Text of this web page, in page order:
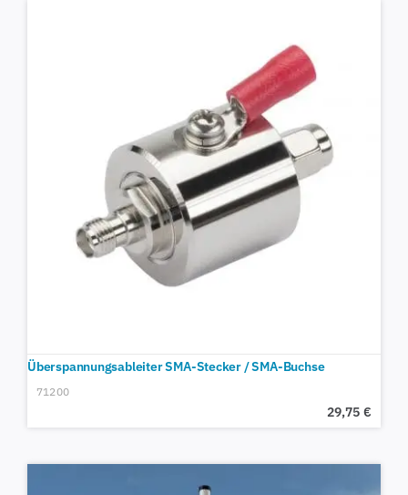
Überspannungsableiter SMA-Stecker / SMA-Buchse
71200
29,75 €